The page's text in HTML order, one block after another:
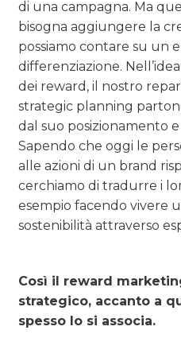
di una campagna. Ma
bisogna aggiungere la
possiamo contare su un
differenziazione.
dei reward, il nostro
strategic planning
dal suo posizionamento
Sapendo che oggi le
alle azioni di un brand
cerchiamo di tradurre i
esempio facendo vivere
sostenibilità attraverso
Così il reward
strategico, accanto a
spesso lo si associa.